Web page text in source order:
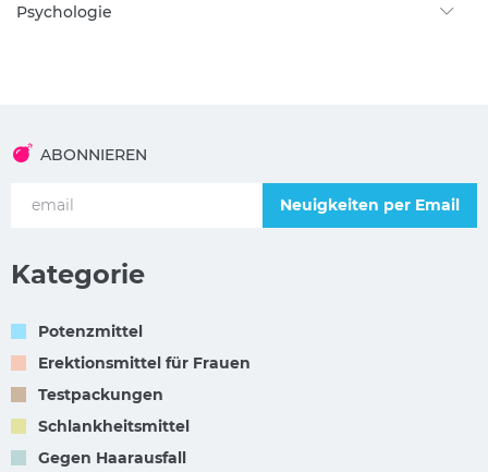
Psychologie
ABONNIEREN
Neuigkeiten per Email
Kategorie
Potenzmittel
Erektionsmittel für Frauen
Testpackungen
Schlankheitsmittel
Gegen Haarausfall